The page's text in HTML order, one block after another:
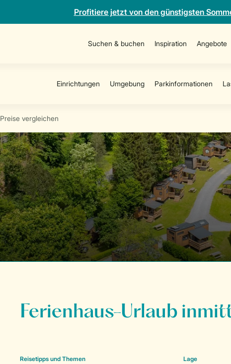
Profitiere jetzt von den günstigsten
Suchen & buchen Inspiration Angebote
Preise vergleichen
Ferienhaus-Urlaub
Reisetipps und Themen Lage